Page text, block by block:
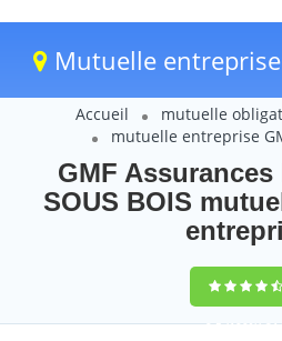
Mutuelle entreprise
Accueil
mutuelle
mutuelle entreprise
GMF Assurances
SOUS BOIS
9,5(100%)